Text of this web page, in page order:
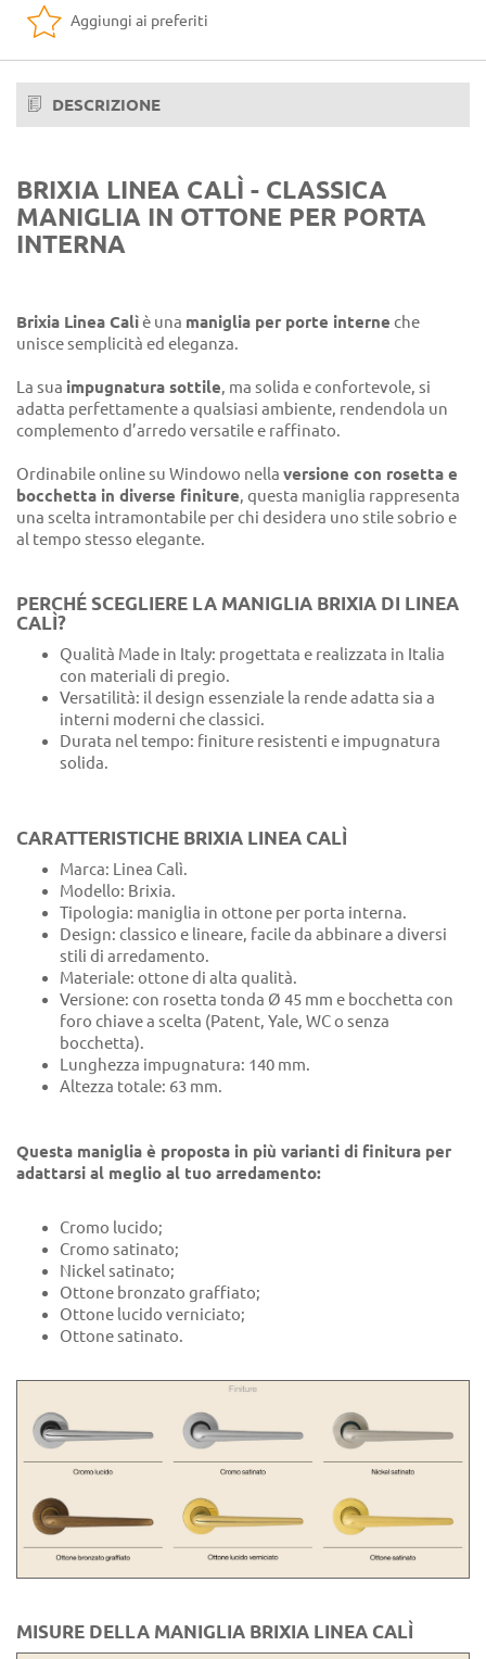
Aggiungi ai preferiti
DESCRIZIONE
BRIXIA LINEA CALÌ - CLASSICA
MANIGLIA IN OTTONE PER PORTA
INTERNA
Brixia Linea Calìè una maniglia per porte interne che
unisce semplicità ed eleganza.
La sua impugnatura sottile, ma solida e confortevole, si
adatta perfettamente a qualsiasi ambiente, rendendola un
complemento d’arredo versatile e raffinato.
Ordinabile online su Windowo nella versione con rosetta e
bocchetta in diverse finiture, questa maniglia rappresenta
una scelta intramontabile per chi desidera uno stile sobrio e
al tempo stesso elegante.
PERCHÉ SCEGLIERE LA MANIGLIA BRIXIA DI LINEA
CALÌ?
Qualità Made in Italy: progettata e realizzata in Italia
con materiali di pregio.
Versatilità: il design essenziale la rende adatta sia a
interni moderni che classici.
Durata nel tempo: finiture resistenti e impugnatura
solida.
CARATTERISTICHE BRIXIA LINEA CALÌ
Marca: Linea Calì.
Modello: Brixia.
Tipologia: maniglia in ottone per porta interna.
Design: classico e lineare, facile da abbinare a diversi
stili di arredamento.
Materiale: ottone di alta qualità.
Versione: con rosetta tonda Ø 45 mm e bocchetta con
foro chiave a scelta (Patent, Yale, WC o senza
bocchetta).
Lunghezza impugnatura: 140 mm.
Altezza totale: 63 mm.
Questa maniglia è proposta in più varianti di finitura per
adattarsi al meglio al tuo arredamento:
Cromo lucido;
Cromo satinato;
Nickel satinato;
Ottone bronzato graffiato;
Ottone lucido verniciato;
Ottone satinato.
MISURE DELLA MANIGLIA BRIXIA LINEA CALÌ